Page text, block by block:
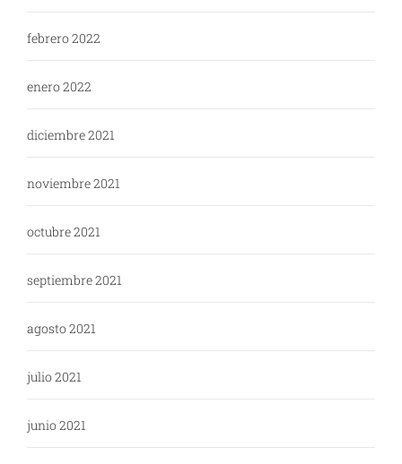
febrero 2022
enero 2022
diciembre 2021
noviembre 2021
octubre 2021
septiembre 2021
agosto 2021
julio 2021
junio 2021